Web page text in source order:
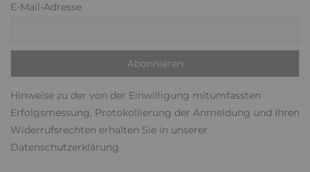
E-Mail-Adresse
Hinweise zu der von der Einwilligung mitumfassten
Erfolgsmessung, Protokollierung der Anmeldung und Ihren
Widerrufsrechten erhalten Sie in unserer
Datenschutzerklärung.